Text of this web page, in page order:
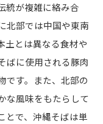
統が複雑に絡み合
北部では中国や東南
土とは異なる食材や
ばに使用される豚肉
です。また、北部の
な風味をもたらして
とで、沖縄そばは単